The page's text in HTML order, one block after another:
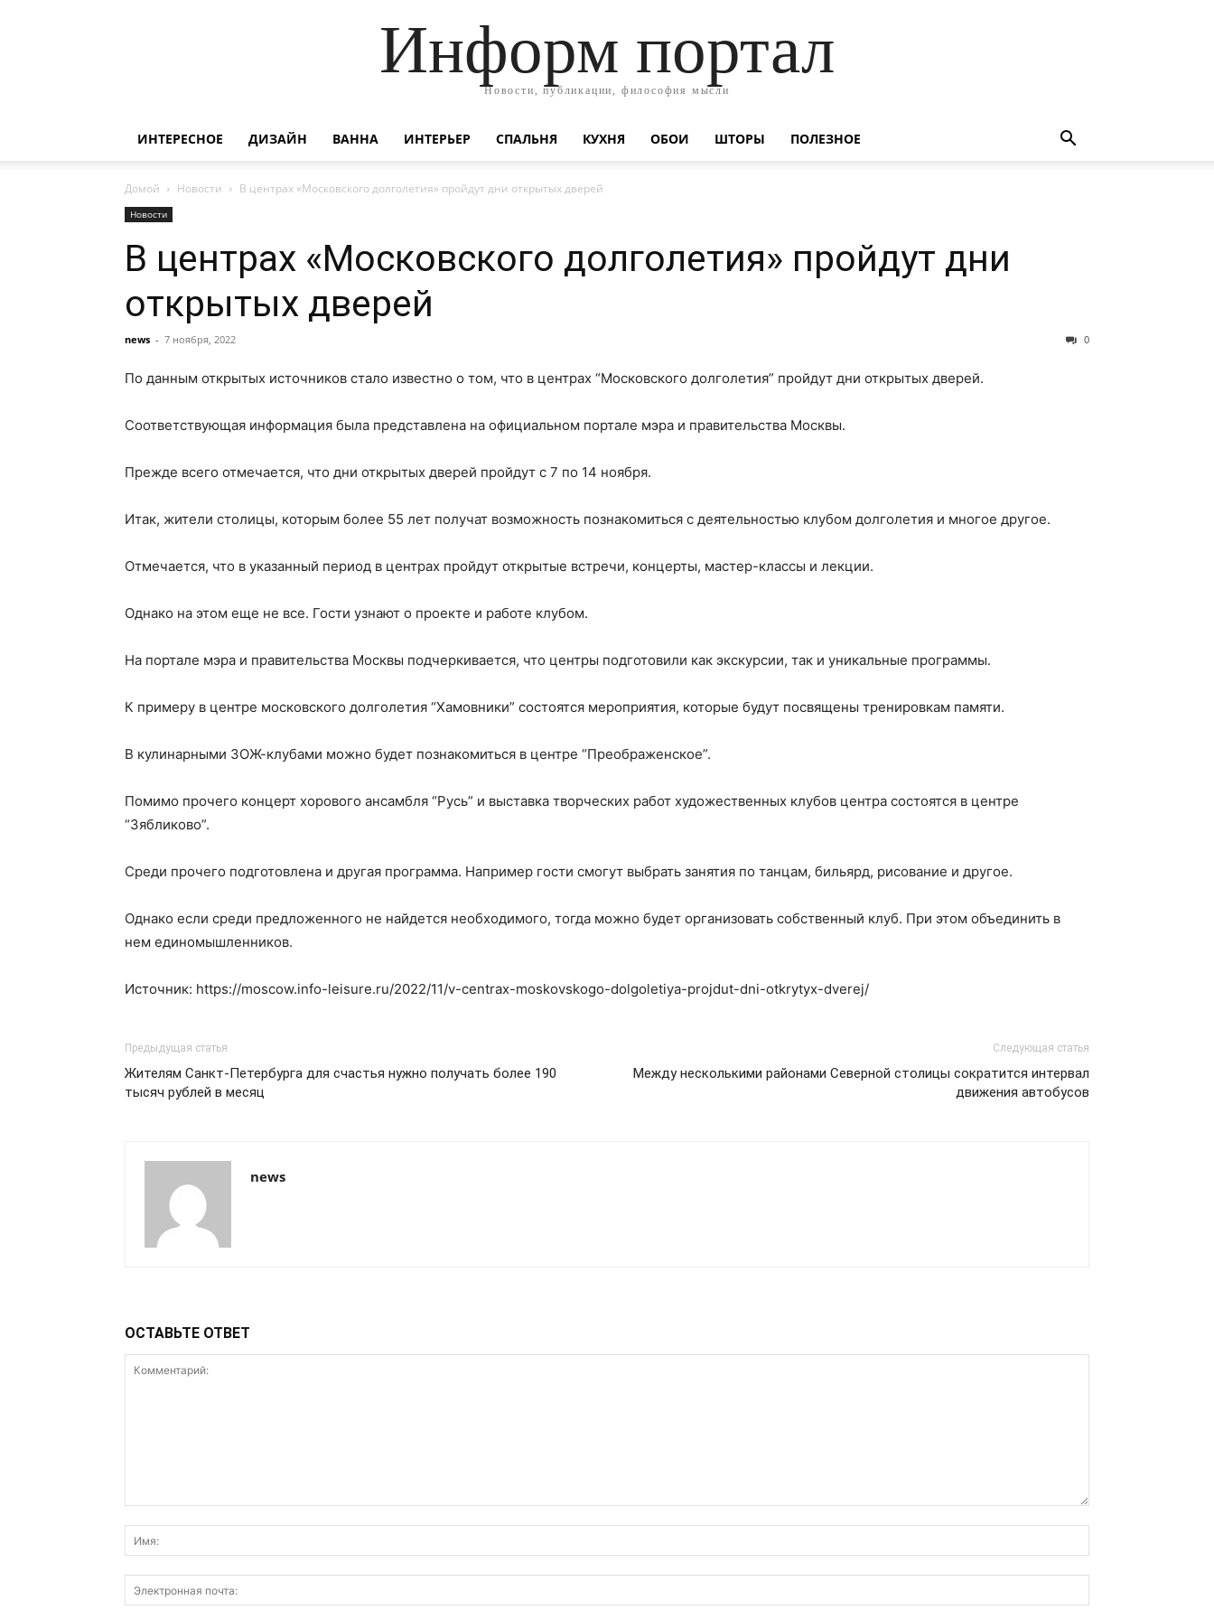
Информ портал
Новости, публикации, философия мысли
ИНТЕРЕСНОЕ ДИЗАЙН ВАННА ИНТЕРЬЕР СПАЛЬНЯ КУХНЯ ОБОИ ШТОРЫ ПОЛЕЗНОЕ
Домой Новости В центрах «Московского долголетия» пройдут дни открытых дверей
Новости
В центрах «Московского долголетия» пройдут дни
открытых дверей
news - 7 ноября, 2022 0
По данным открытых источников стало известно о том, что в центрах “Московского долголетия” пройдут дни открытых дверей.
Соответствующая информация была представлена на официальном портале мэра и правительства Москвы.
Прежде всего отмечается, что дни открытых дверей пройдут с 7 по 14 ноября.
Итак, жители столицы, которым более 55 лет получат возможность познакомиться с деятельностью клубом долголетия и многое другое.
Отмечается, что в указанный период в центрах пройдут открытые встречи, концерты, мастер-классы и лекции.
Однако на этом еще не все. Гости узнают о проекте и работе клубом.
На портале мэра и правительства Москвы подчеркивается, что центры подготовили как экскурсии, так и уникальные программы.
К примеру в центре московского долголетия “Хамовники” состоятся мероприятия, которые будут посвящены тренировкам памяти.
В кулинарными ЗОЖ-клубами можно будет познакомиться в центре “Преображенское”.
Помимо прочего концерт хорового ансамбля “Русь” и выставка творческих работ художественных клубов центра состоятся в центре
“Зябликово”.
Среди прочего подготовлена и другая программа. Например гости смогут выбрать занятия по танцам, бильярд, рисование и другое.
Однако если среди предложенного не найдется необходимого, тогда можно будет организовать собственный клуб. При этом объединить в
нем единомышленников.
Источник: https://moscow.info-leisure.ru/2022/11/v-centrax-moskovskogo-dolgoletiya-projdut-dni-otkrytyx-dverej/
Предыдущая статья
Жителям Санкт-Петербурга для счастья нужно получать более 190
тысяч рублей в месяц
Следующая статья
Между несколькими районами Северной столицы сократится интервал
движения автобусов
news
ОСТАВЬТЕ ОТВЕТ